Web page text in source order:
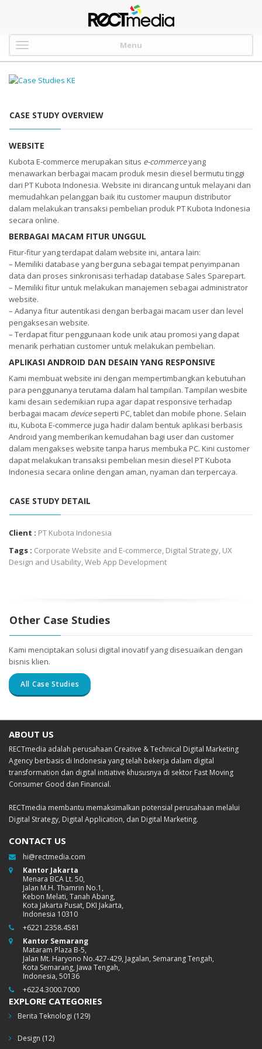
Menu
CASE STUDY OVERVIEW
WEBSITE
Kubota E-commerce merupakan situs e-commerceyang
menawarkan berbagai macam produk mesin diesel bermutu tinggi
dari PT Kubota Indonesia. Website ini dirancang untuk melayani dan
memudahkan pelanggan baik itu customer maupun distributor
dalam melakukan transaksi pembelian produk PT Kubota Indonesia
secara online.
BERBAGAI MACAM FITUR UNGGUL
Fitur-fitur yang terdapat dalam website ini, antara lain:
– Memiliki database yang berguna sebagai tempat penyimpanan
data dan proses sinkronisasi terhadap database Sales Sparepart.
– Memiliki fitur untuk melakukan manajemen sebagai administrator
website.
– Adanya fitur autentikasi dengan berbagai macam user dan level
pengaksesan website.
– Terdapat fitur penggunaan kode unik atau promosi yang dapat
menarik perhatian customer untuk melakukan pembelian.
APLIKASI ANDROID DAN DESAIN YANG RESPONSIVE
Kami membuat website ini dengan mempertimbangkan kebutuhan
para penggunanya terutama dalam hal tampilan. Tampilan wesbite
kami desain sedemikian rupa agar dapat responsive terhadap
berbagai macam deviceseperti PC, tablet dan mobile phone. Selain
itu, Kubota E-commerce juga hadir dalam bentuk aplikasi berbasis
Android yang memberikan kemudahan bagi user dan customer
dalam mengakses website tanpa harus membuka PC. Kini customer
dapat melakukan transaksi pembelian mesin diesel PT Kubota
Indonesia secara online dengan aman, nyaman dan terpercaya.
CASE STUDY DETAIL
Client : PT Kubota Indonesia
Tags : Corporate Website and E-commerce Digital Strategy UX
Design and Usability Web App Development
Other Case Studies
Kami menciptakan solusi digital inovatif yang disesuaikan dengan
bisnis klien.
All Case Studies
ABOUT US
RECTmedia adalah perusahaan Creative & Technical Digital Marketing
Agency berbasis di Indonesia yang telah bekerja dalam digital
transformation dan digital initiative khususnya di sektor Fast Moving
Consumer Good dan Financial.
RECTmedia membantu memaksimalkan potensial perusahaan melalui
Digital Strategy, Digital Application, dan Digital Marketing.
CONTACT US
hi@rectmedia.com
Kantor Jakarta
Menara BCA Lt. 50,
Jalan M.H. Thamrin No.1,
Kebon Melati, Tanah Abang,
Kota Jakarta Pusat, DKI Jakarta,
Indonesia 10310
+6221.2358.4581
Kantor Semarang
Mataram Plaza B-5,
Jalan Mt. Haryono No.427-429, Jagalan, Semarang Tengah,
Kota Semarang, Jawa Tengah,
Indonesia, 50136
+6224.3000.7000
EXPLORE CATEGORIES
Berita Teknologi (129)
Design (12)